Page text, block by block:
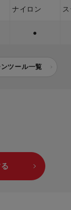
ナイロン
●
ツール一覧